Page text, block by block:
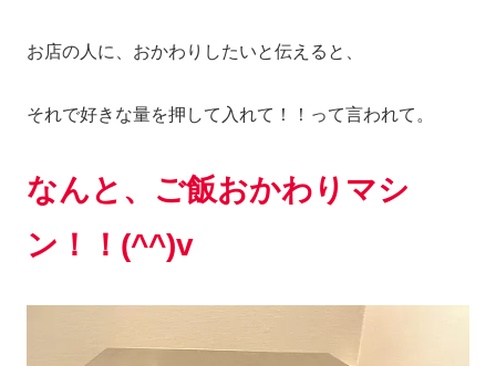
お店の人に、おかわりしたいと伝えると、
それで好きな量を押して入れて！！って言われて。
なんと、ご飯おかわりマシ
ン！！(^^)v